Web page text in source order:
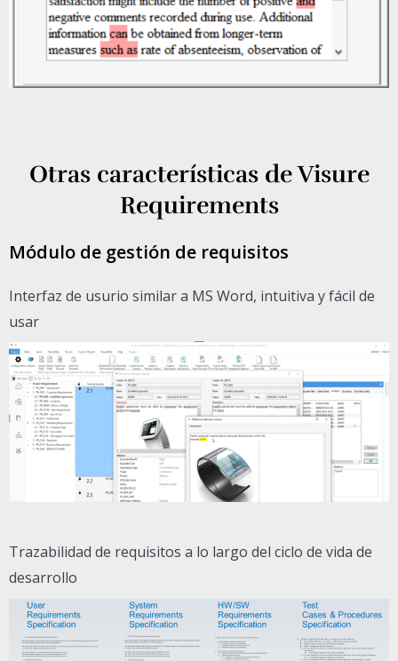
Otras características de Visure
Requirements
Módulo de gestión de requisitos
Interfaz de usurio similar a MS Word, intuitiva y fácil de
usar
Trazabilidad de requisitos a lo largo del ciclo de vida de
desarrollo